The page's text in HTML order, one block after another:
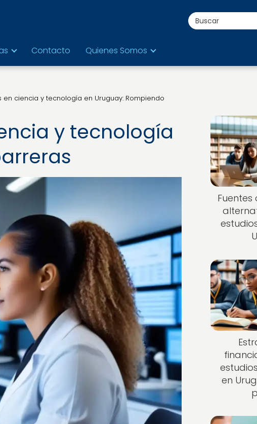
Contacto Quienes Somos
en ciencia y tecnología en Uruguay: Rompiendo
y tecnología
en